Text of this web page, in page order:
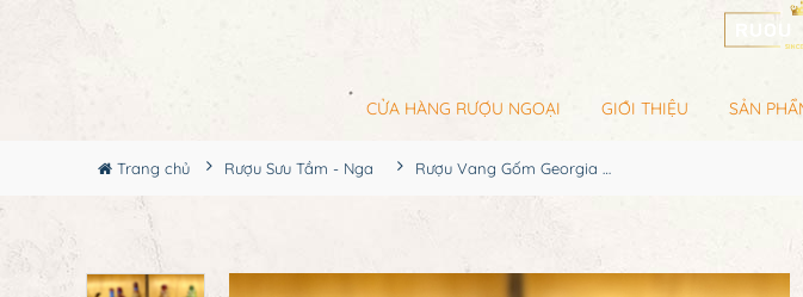
CỬA HÀNG RƯỢU NGOẠI GIỚI THIỆU SẢN
Trang chủ Rượu Sưu Tầm - Nga Rượu Vang Gốm Georgia MS67